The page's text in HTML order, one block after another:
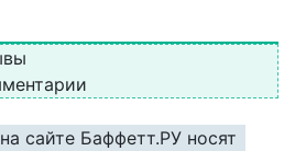
сайте Баффетт.РУ носят